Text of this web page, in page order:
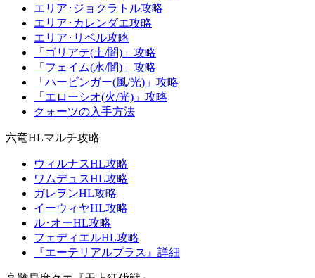
エリア･ジョクラトル攻略
エリア･カレンダエ攻略
エリア･リベル攻略
「ゴリアテ(土/闇)」攻略
「フェイム(水/闇)」攻略
「ハービンガー(風/光)」攻略
「エローシオ(火/光)」攻略
クォーツの入手方法
六竜HLマルチ攻略
ウィルナスHL攻略
ワムデュスHL攻略
ガレヲンHL攻略
イーウィヤHL攻略
ル･オーHL攻略
フェディエルHL攻略
『エーテリアルプラス』詳細